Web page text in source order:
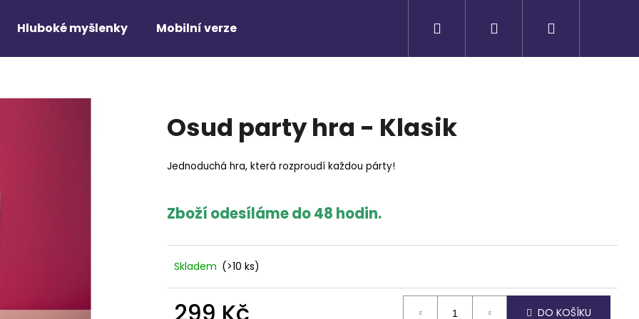
Hluboké myšlenky Mobilní verze Přihlášení
Osud party hra - Klasik
Jednoduchá hra, která rozproudí každou párty!
Zboží odesíláme do 48 hodin.
Skladem (>10 ks)
DO KOŠÍKU
HLEDAT